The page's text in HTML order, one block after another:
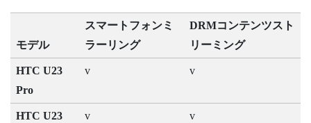
モデル
スマートフォンミ
ラーリング
DRMコンテンツスト
リーミング
HTC U23
Pro
v v
HTC U23 v v